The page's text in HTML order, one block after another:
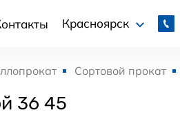
Красноярск
Сортовой прокат
36 45